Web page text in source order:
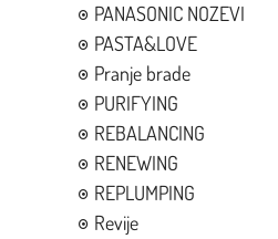
PANASONIC NOZEVI
PASTA&LOVE
Pranje brade
PURIFYING
REBALANCING
RENEWING
REPLUMPING
Revije